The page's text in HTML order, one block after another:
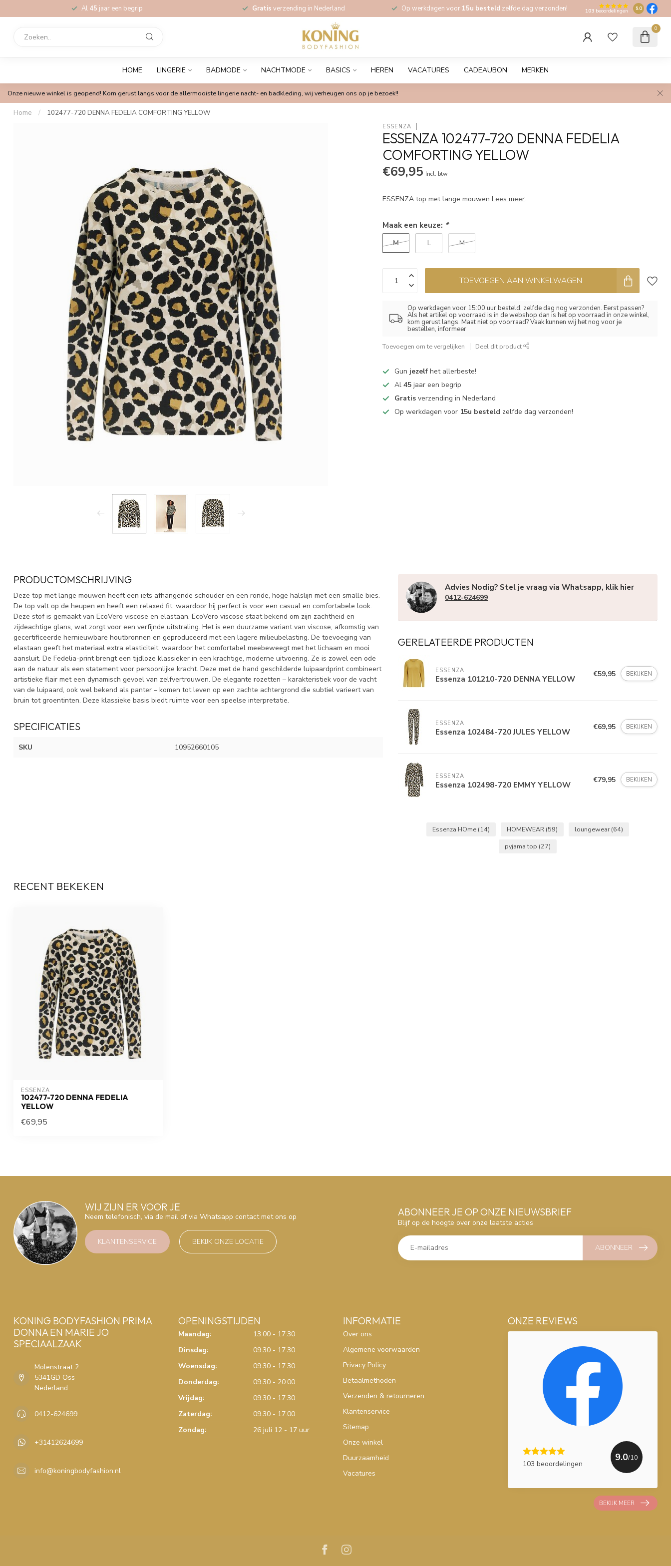
Al 45 jaar een begrip Gratis verzending in Nederland Op werkdagen voor 15u besteld zelfde dag verzonden! 103 beoordelingen 9.0
0
HOME LINGERIE BADMODE NACHTMODE BASICS HEREN VACATURES CADEAUBON MERKEN
Onze nieuwe winkel is geopend! Kom gerust langs voor de allermooiste lingerie nacht- en badkleding, wij verheugen ons op je bezoek!!
Home / 102477-720 DENNA FEDELIA COMFORTING YELLOW
ESSENZA
ESSENZA 102477-720 DENNA FEDELIA
COMFORTING YELLOW
€69,95 Incl. btw
ESSENZA top met lange mouwenLees meer.
Maak een keuze: *
M L M
TOEVOEGEN AAN WINKELWAGEN
Op werkdagen voor 15:00 uur besteld, zelfde dag nog verzonden. Eerst passen?
Als het artikel op voorraad is in de webshop dan is het op voorraad in onze winkel,
kom gerust langs. Maat niet op voorraad? Vaak kunnen wij het nog voor je
bestellen, informeer
Toevoegen om te vergelijken Deel dit product
Gun jezelf het allerbeste!
Al45 jaar een begrip
Gratis verzending in Nederland
Op werkdagen voor 15u besteld zelfde dag verzonden!
PRODUCTOMSCHRIJVING
Deze top met lange mouwen heeft een iets afhangende schouder en een ronde, hoge halslijn met een smalle bies.
De top valt op de heupen en heeft een relaxed fit, waardoor hij perfect is voor een casual en comfortabele look.
Deze stof is gemaakt van EcoVero viscose en elastaan. EcoVero viscose staat bekend om zijn zachtheid en
zijdeachtige glans, wat zorgt voor een verfijnde uitstraling. Het is een duurzame variant van viscose, afkomstig van
gecertificeerde hernieuwbare houtbronnen en geproduceerd met een lagere milieubelasting. De toevoeging van
elastaan geeft het materiaal extra elasticiteit, waardoor het comfortabel meebeweegt met het lichaam en mooi
aansluit. De Fedelia-print brengt een tijdloze klassieker in een krachtige, moderne uitvoering. Ze is zowel een ode
aan de natuur als een statement voor persoonlijke kracht. Deze met de hand geschilderde luipaardprint combineert
artistieke flair met een dynamisch gevoel van zelfvertrouwen. De elegante rozetten – karakteristiek voor de vacht
van de luipaard, ook wel bekend als panter – komen tot leven op een zachte achtergrond die subtiel varieert van
bruin tot groentinten. Deze klassieke basis biedt ruimte voor een speelse interpretatie.
SPECIFICATIES
SKU 10952660105
Advies Nodig? Stel je vraag via Whatsapp, klik hier
0412-624699
GERELATEERDE PRODUCTEN
ESSENZA
Essenza 101210-720 DENNA YELLOW €59,95 BEKIJKEN
ESSENZA
Essenza 102484-720 JULES YELLOW €69,95 BEKIJKEN
ESSENZA
Essenza 102498-720 EMMY YELLOW €79,95 BEKIJKEN
Essenza HOme (14) HOMEWEAR (59) loungewear (64)
pyjama top (27)
RECENT BEKEKEN
ESSENZA
102477-720 DENNA FEDELIA
YELLOW
€69,95
WIJ ZIJN ER VOOR JE
Neem telefonisch, via de mail of via Whatsapp contact met ons op
KLANTENSERVICE BEKIJK ONZE LOCATIE
ABONNEER JE OP ONZE NIEUWSBRIEF
Blijf op de hoogte over onze laatste acties
ABONNEER
KONING BODYFASHION PRIMA
DONNA EN MARIE JO
SPECIAALZAAK
Molenstraat 2
5341GD Oss
Nederland
0412-624699
+31412624699
info@koningbodyfashion.nl
OPENINGSTIJDEN
Maandag:
13.00 - 17:30
Dinsdag:
09:30 - 17:30
Woensdag:
09.30 - 17:30
Donderdag:
09:30 - 20:00
Vrijdag:
09:30 - 17:30
Zaterdag:
09.30 - 17.00
Zondag:
26 juli 12 - 17 uur
INFORMATIE
Over ons
Algemene voorwaarden
Privacy Policy
Betaalmethoden
Verzenden & retourneren
Klantenservice
Sitemap
Onze winkel
Duurzaamheid
Vacatures
ONZE REVIEWS
103 beoordelingen
9.0/10
BEKIJK MEER